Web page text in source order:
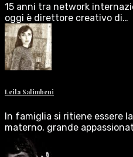
15 anni tra network
oggi è direttore creativo di…
Leila Salimbeni
In famiglia si ritiene essere
materno, grande